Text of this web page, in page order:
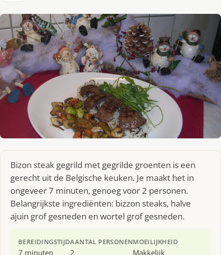
Bizon steak gegrild met gegrilde groenten is een
gerecht uit de Belgische keuken. Je maakt het in
ongeveer 7 minuten, genoeg voor 2 personen.
Belangrijkste ingrediënten: bizzon steaks, halve
ajuin grof gesneden en wortel grof gesneden.
BEREIDINGSTIJD
7 minuten
AANTAL PERSONEN
2
MOEILIJKHEID
Makkelijk